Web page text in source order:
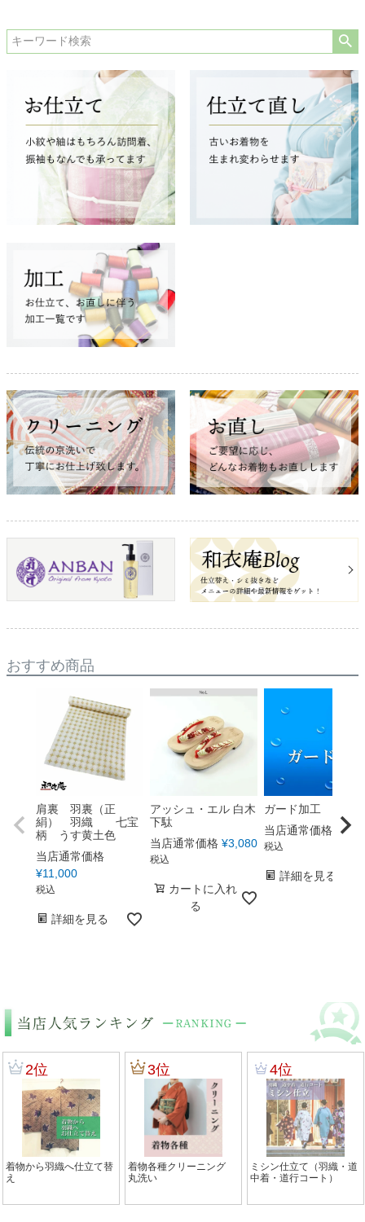
おすすめ商品
肩裏 羽裏（正
絹） 羽織 七宝
柄 うす黄土色
当店通常価格
¥11,000
税込
詳細を見る
アッシュ・エル 白木
下駄
当店通常価格 ¥3,080
税込
カートに入れ
る
ガード加工
当店通常価格
¥
税込
詳細を見る